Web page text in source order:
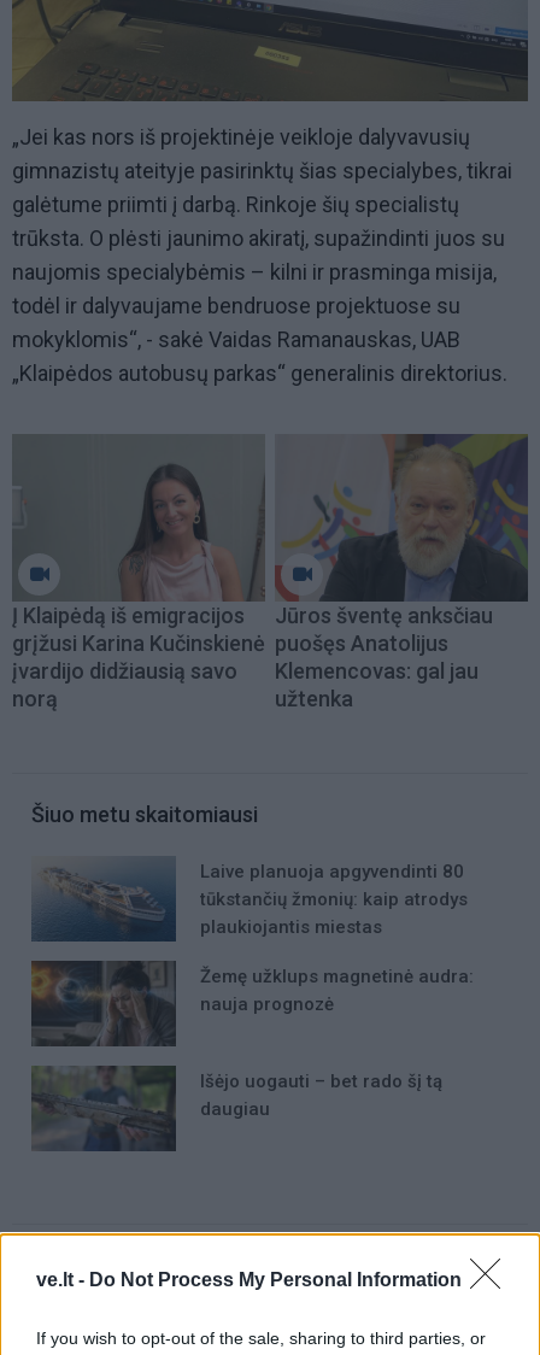
ve.lt - Do Not Process My Personal Information
If you wish to opt-out of the sale, sharing to third parties, or
„Jei kas nors iš projektinėje veikloje dalyvavusių
gimnazistų ateityje pasirinktų šias specialybes, tikrai
galėtume priimti į darbą. Rinkoje šių specialistų
trūksta. O plėsti jaunimo akiratį, supažindinti juos su
naujomis specialybėmis – kilni ir prasminga misija,
todėl ir dalyvaujame bendruose projektuose su
mokyklomis“, - sakė Vaidas Ramanauskas, UAB
„Klaipėdos autobusų parkas“ generalinis direktorius.
Į Klaipėdą iš emigracijos
grįžusi Karina Kučinskienė
įvardijo didžiausią savo
norą
Jūros šventę anksčiau
puošęs Anatolijus
Klemencovas: gal jau
užtenka
Šiuo metu skaitomiausi
Laive planuoja apgyvendinti 80
tūkstančių žmonių: kaip atrodys
plaukiojantis miestas
Žemę užklups magnetinė audra:
nauja prognozė
Išėjo uogauti – bet rado šį tą
daugiau
klaipėdos baltijos gimnazija šviesoforai